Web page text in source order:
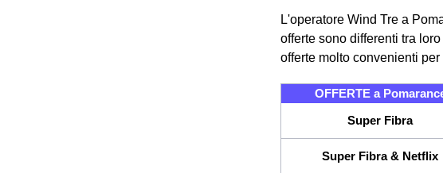
L'operatore Wind Tre a
offerte sono differenti tra
offerte molto convenienti
OFFERTE a
Super Fibra
Super Fibra & Netflix